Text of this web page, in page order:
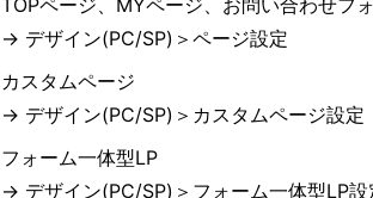
→ デザイン(PC/SP)＞ページ設定
カスタムページ
→ デザイン(PC/SP)＞カスタムページ設定
フォーム一体型LP
→ デザイン(PC/SP)＞フォーム一体型LP設